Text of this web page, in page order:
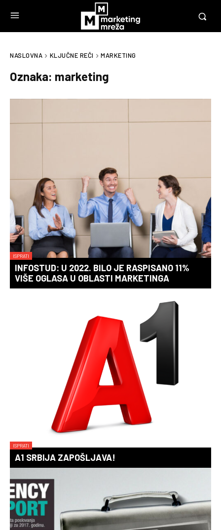
NASLOVNA KLJUČNE REČI MARKETING
Oznaka: marketing
ISPRATI
INFOSTUD: U 2022. BILO JE RASPISANO 11%
VIŠE OGLASA U OBLASTI MARKETINGA
ISPRATI
A1 SRBIJA ZAPOŠLJAVA!